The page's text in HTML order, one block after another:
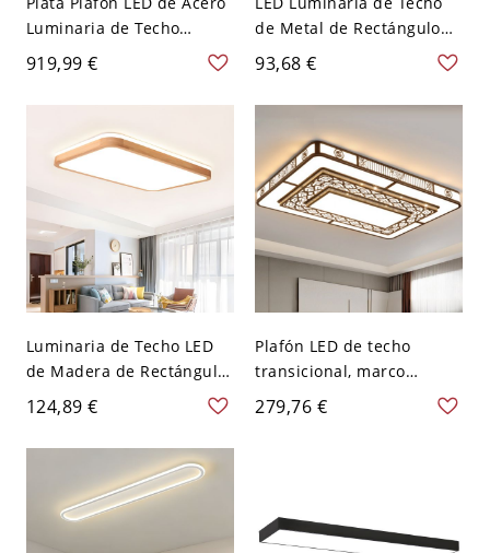
Luminaria de Techo
Moderna de Rectángulo
Adorno con Cristal - Plata
110 A 120 V Blanco 100,33
919,99 €
de Metal de Rectángulo
Luz de Techo Simplista
para Oficina - Blanco 110
A 120 V 90,17 cm Luz
cálida
93,68 €
Luminaria de Techo LED
de Madera de Rectángulo
Luz de Techo Simplista en
Beige para Sala - Madera
110 A 120 V 59,69 cm
124,89 €
Plafón LED de techo
transicional, marco
metálico calado tipo
celosía con difusión suave
279,76 €